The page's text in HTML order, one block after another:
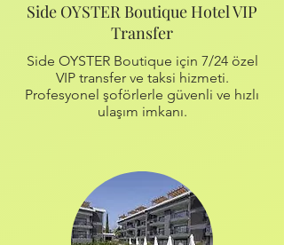
Side OYSTER Boutique Hotel VIP
Transfer
Side OYSTER Boutique için 7/24 özel
VIP transfer ve taksi hizmeti.
Profesyonel şoförlerle güvenli ve hızlı
ulaşım imkanı.